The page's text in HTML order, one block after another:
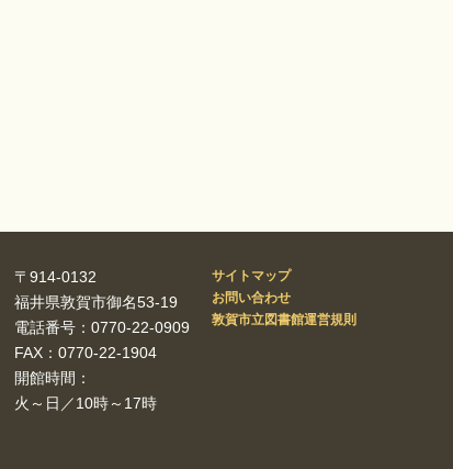
〒914-0132
福井県敦賀市御名53-19
電話番号：0770-22-0909
FAX：0770-22-1904
開館時間：
火～日／10時～17時
サイトマップ
お問い合わせ
敦賀市立図書館運営規則